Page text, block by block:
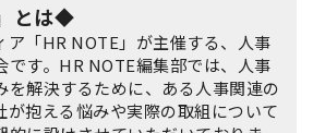
とは◆
ア「HR NOTE」が主催する、人事
です。HR NOTE編集部では、人事
を解決するために、ある人事関連の
が抱える悩みや実際の取組について